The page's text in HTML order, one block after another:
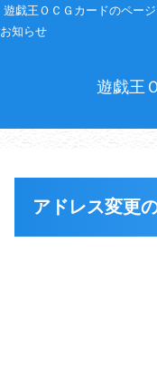
遊戯王ＯＣＧカードのページ
お知らせ
遊戯王
アドレス変更